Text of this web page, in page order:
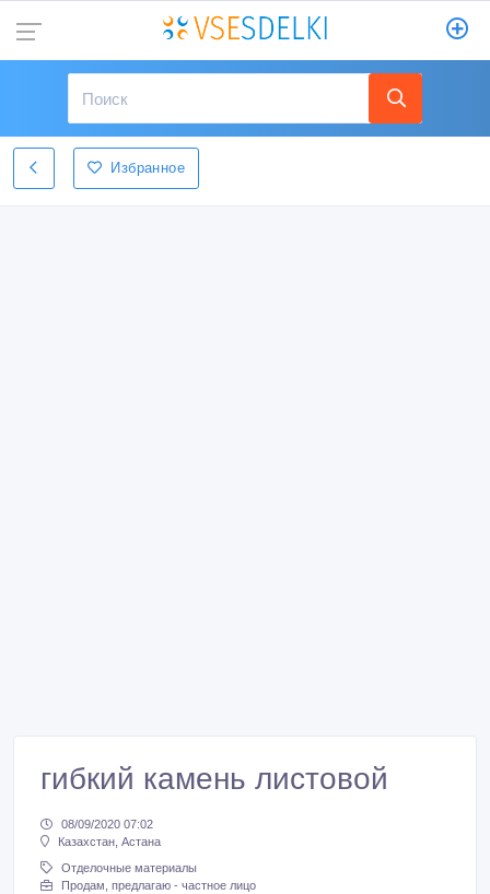
Избранное
гибкий камень листовой
08/09/2020 07:02
Казахстан, Астана
Отделочные материалы
Продам, предлагаю - частное лицо